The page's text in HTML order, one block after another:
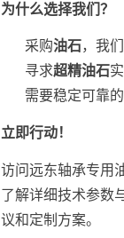
为什么选择我们？
采购油石，我
寻求超精油石
需要稳定可靠
立即行动！
访问远东轴承专用
了解详细技术参数
议和定制方案。